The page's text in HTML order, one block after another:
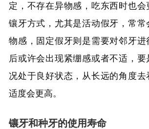
定，不存在异物感，吃东西时也会
镶牙方式，尤其是活动假牙，常
物感，固定假牙则是需要对邻牙进
后或许会出现紧绷感或者不适，
况处于良好状态，从长远的角度去
适度会更高。
镶牙和种牙的使用寿命